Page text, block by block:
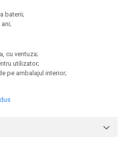
baterii;
cu ventuza;
utilizator;
pe ambalajul interior;